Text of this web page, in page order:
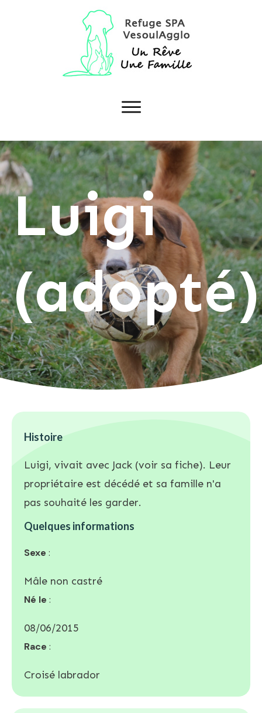
Luigi
(adopté)
Histoire
Luigi, vivait avec Jack (voir sa fiche). Leur
propriétaire est décédé et sa famille n'a
pas souhaité les garder.
Quelques informations
Sexe :
Mâle non castré
Né le :
08/06/2015
Race :
Croisé labrador